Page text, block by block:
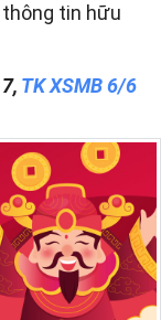
tin hữu
TK XSMB 6/6